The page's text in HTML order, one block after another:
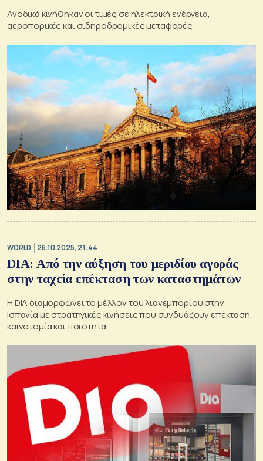
Ανοδικά κινήθηκαν οι τιμές σε ηλεκτρική ενέργεια,
αεροπορικές και σιδηροδρομικές μεταφορές
WORLD 26.10.2025, 21:44
DIA: Από την αύξηση του μεριδίου αγοράς
στην ταχεία επέκταση των καταστημάτων
Η DIA διαμορφώνει το μέλλον του λιανεμπορίου στην
Ισπανία με στρατηγικές κινήσεις που συνδυάζουν επέκταση,
καινοτομία και ποιότητα